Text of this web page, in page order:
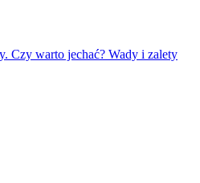
Czy warto jechać? Wady i zalety